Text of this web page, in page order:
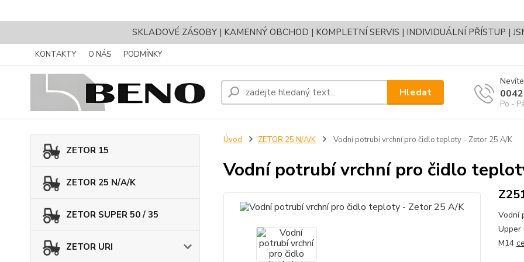
SKLADOVÉ ZÁSOBY | KAMENNÝ OBCHOD | KOMPLETNÍ SERVIS | INDIVIDUÁLNÍ PŘÍSTUP |
KONTAKTY O NÁS PODMÍNKY
Hledat
Po -
ZETOR 15
ZETOR 25 N/A/K
ZETOR SUPER 50 / 35
ZETOR URI
Úvod ZETOR 25 N/A/K Vodní potrubí vrchní pro čidlo teploty - Zetor 25 A/K
Vodní potrubí vrchní pro čidlo
Vodní
Upper
M14